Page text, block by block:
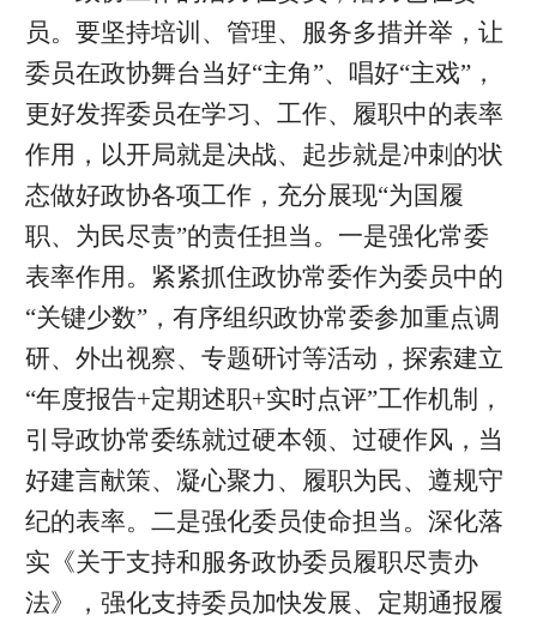
员。要坚持培训、管理、服务多措并举，让
委员在政协舞台当好“主角”、唱好“主戏”，
更好发挥委员在学习、工作、履职中的表率
作用，以开局就是决战、起步就是冲刺的状
态做好政协各项工作，充分展现“为国履
职、为民尽责”的责任担当。一是强化常委
表率作用。紧紧抓住政协常委作为委员中的
“关键少数”，有序组织政协常委参加重点调
研、外出视察、专题研讨等活动，探索建立
“年度报告+定期述职+实时点评”工作机制，
引导政协常委练就过硬本领、过硬作风，当
好建言献策、凝心聚力、履职为民、遵规守
纪的表率。二是强化委员使命担当。深化落
实《关于支持和服务政协委员履职尽责办
法》，强化支持委员加快发展、定期通报履